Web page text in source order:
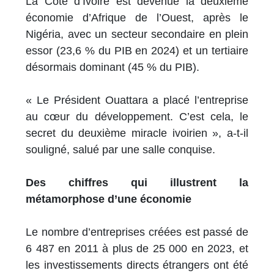
économie d’Afrique de l’Ouest, après le
Nigéria, avec un secteur secondaire en plein
essor (23,6 % du PIB en 2024) et un tertiaire
désormais dominant (45 % du PIB).
« Le Président Ouattara a placé l’entreprise
au cœur du développement. C’est cela, le
secret du deuxième miracle ivoirien », a-t-il
souligné, salué par une salle conquise.
Des chiffres qui illustrent la
métamorphose d’une économie
Le nombre d’entreprises créées est passé de
6 487 en 2011 à plus de 25 000 en 2023, et
les investissements directs étrangers ont été